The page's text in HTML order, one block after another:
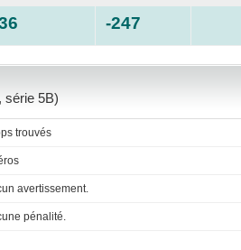
-247
série 5B)
trouvés
avertissement.
pénalité.